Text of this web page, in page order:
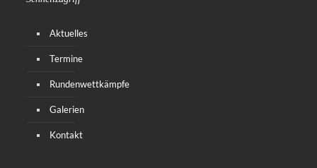
Aktuelles
Termine
Rundenwettkämpfe
Galerien
Kontakt